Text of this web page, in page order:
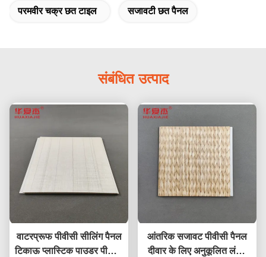
परमवीर चक्र छत टाइल सजावटी छत पैनल
संबंधित उत्पाद
वाटरप्रूफ पीवीसी सीलिंग पैनल
टिकाऊ प्लास्टिक पाउडर पीवीसी
आंतरिक सजावट पीवीसी पैनल
दीवार के लिए अनुकूलित लंबाई